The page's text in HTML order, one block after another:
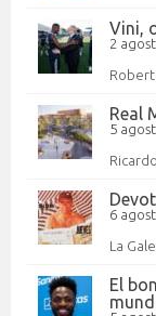
Vini,
2
Real
5
6
La
El